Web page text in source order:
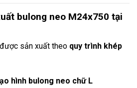
bulong neo M24x750 tại
sản xuất theo quy trình khép
hình bulong neo chữ L